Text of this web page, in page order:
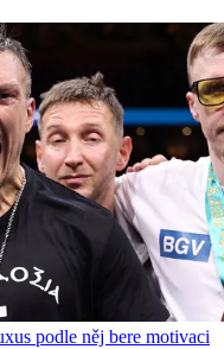
podle něj bere motivaci